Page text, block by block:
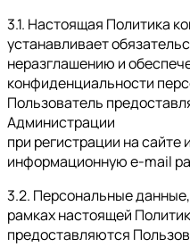
3.1. Настоящая Политика
устанавливает
неразглашению и
конфиденциальности
Пользователь
Администрации
при регистрации на сайте
информационную e-mail
3.2. Персональные
рамках настоящей
предоставляются